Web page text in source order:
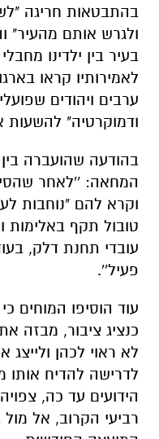
בהתבטאות חריגה
ולגרש אותם מהעיר"
בעיר בין ילדינו
לאמירותיו קראו
ערבים ויהודים
ודמוקרטיה" להשעות
בהודעה שהועברה בין
המחאה: ''לאחר
וקרא להם "נוחבות
טובול תקף באלימות
עובדי תחנת דלק,
פעיל''.
עוד הוסיפו המוחים
כנציג ציבור, מבזה
לא ראוי לכהן
לדרישה להדיח אותו
הידועים עד כה,
רביעי הקרוב, אל מול